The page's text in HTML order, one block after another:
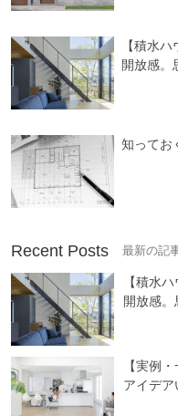
【積水
開放感。
知ってお
Recent Posts
【積水
開放感
【実例
アイデア